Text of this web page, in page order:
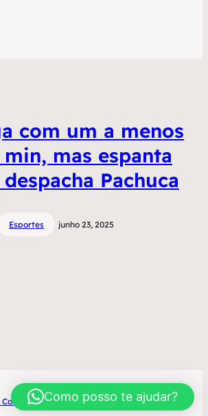
com um a menos
mas espanta
Pachuca
Esportes junho 23, 2025
Contratado Desenvolvimento World Office
Como posso te ajudar?